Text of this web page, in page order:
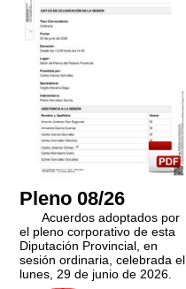
Pleno 08/26
Acuerdos adoptados por
el pleno corporativo de esta
Diputación Provincial, en
sesión ordinaria, celebrada el
lunes, 29 de junio de 2026.